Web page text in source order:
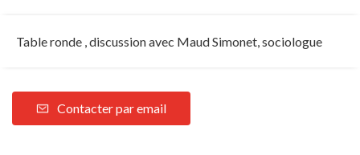
Table ronde , discussion avec Maud Simonet, sociologue
Contacter par email